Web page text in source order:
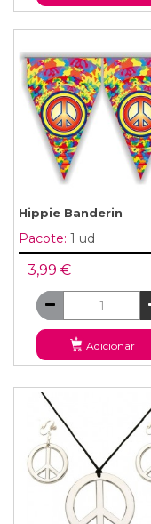
Hippie Banderin
Pacote: 1 ud
3,99 €
Adicionar